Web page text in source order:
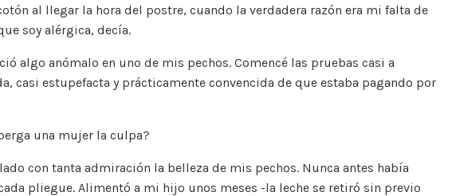
al llegar la hora del postre, cuando la verdadera razón era mi falta de
soy alérgica, decía.
algo anómalo en uno de mis pechos. Comencé las pruebas casi a
casi estupefacta y prácticamente convencida de que estaba pagando por
una mujer la culpa?
con tanta admiración la belleza de mis pechos. Nunca antes había
pliegue. Alimentó a mi hijo unos meses -la leche se retiró sin previo